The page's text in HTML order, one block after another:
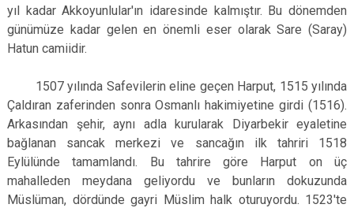
yıl kadar Akkoyunlular'ın idaresinde kalmıştır. Bu dönemden
günümüze kadar gelen en önemli eser olarak Sare (Saray)
Hatun camiidir.
1507 yılında Safevilerin eline geçen Harput, 1515 yılında
Çaldıran zaferinden sonra Osmanlı hakimiyetine girdi (1516).
Arkasından şehir, aynı adla kurularak Diyarbekir eyaletine
bağlanan sancak merkezi ve sancağın ilk tahriri 1518
Eylülünde tamamlandı. Bu tahrire göre Harput on üç
mahalleden meydana geliyordu ve bunların dokuzunda
Müslüman, dördünde gayri Müslim halk oturuyordu. 1523'te